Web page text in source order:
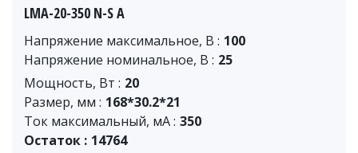
LMA-20-350 N-S A
Напряжение максимальное, В : 100
Напряжение номинальное, В : 25
Мощность, Вт : 20
Размер, мм : 168*30.2*21
Ток максимальный, мА : 350
Остаток : 14764